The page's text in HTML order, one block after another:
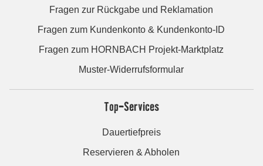
Fragen zur Rückgabe und Reklamation
Fragen zum Kundenkonto & Kundenkonto-ID
Fragen zum HORNBACH Projekt-Marktplatz
Muster-Widerrufsformular
Top-Services
Dauertiefpreis
Reservieren & Abholen